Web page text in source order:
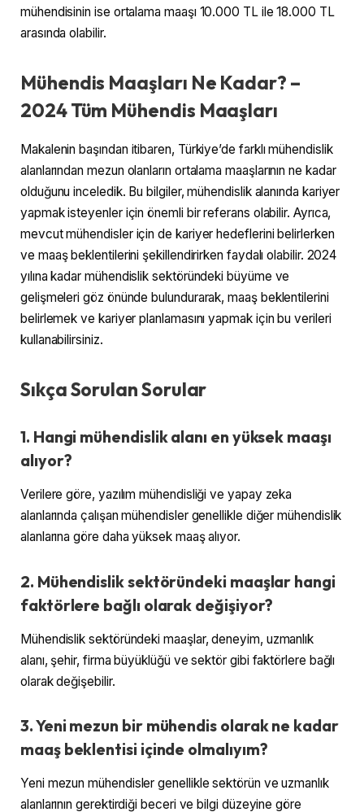
mühendisinin ise ortalama maaşı 10.000 TL ile 18.000 TL
arasında olabilir.
Mühendis Maaşları Ne Kadar? –
2024 Tüm Mühendis Maaşları
Makalenin başından itibaren, Türkiye’de farklı mühendislik
alanlarından mezun olanların ortalama maaşlarının ne kadar
olduğunu inceledik. Bu bilgiler, mühendislik alanında kariyer
yapmak isteyenler için önemli bir referans olabilir. Ayrıca,
mevcut mühendisler için de kariyer hedeflerini belirlerken
ve maaş beklentilerini şekillendirirken faydalı olabilir. 2024
yılına kadar mühendislik sektöründeki büyüme ve
gelişmeleri göz önünde bulundurarak, maaş beklentilerini
belirlemek ve kariyer planlamasını yapmak için bu verileri
kullanabilirsiniz.
Sıkça Sorulan Sorular
1. Hangi mühendislik alanı en yüksek maaşı
alıyor?
Verilere göre, yazılım mühendisliği ve yapay zeka
alanlarında çalışan mühendisler genellikle diğer mühendislik
alanlarına göre daha yüksek maaş alıyor.
2. Mühendislik sektöründeki maaşlar hangi
faktörlere bağlı olarak değişiyor?
Mühendislik sektöründeki maaşlar, deneyim, uzmanlık
alanı, şehir, firma büyüklüğü ve sektör gibi faktörlere bağlı
olarak değişebilir.
3. Yeni mezun bir mühendis olarak ne kadar
maaş beklentisi içinde olmalıyım?
Yeni mezun mühendisler genellikle sektörün ve uzmanlık
alanlarının gerektirdiği beceri ve bilgi düzeyine göre